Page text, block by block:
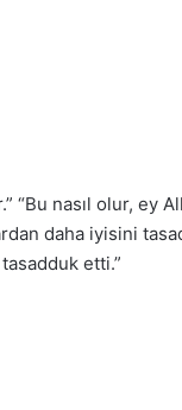
nasıl olur, ey
daha iyisini
etti.”